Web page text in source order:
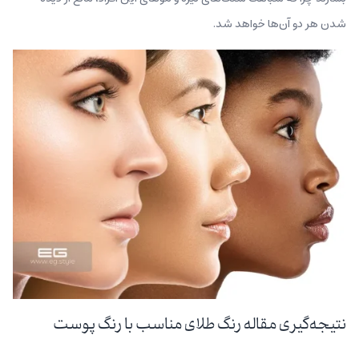
شدن هر دو آن‌ها خواهد شد.
نتیجه‌گیری مقاله رنگ طلای مناسب با رنگ پوست